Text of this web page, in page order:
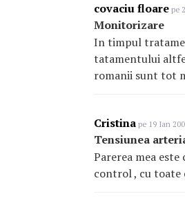
covaciu floare pe
Monitorizare
In timpul
tatamentului
romanii sunt tot
Cristina pe 19 Ian
Tensiunea
Parerea mea
control , cu toate